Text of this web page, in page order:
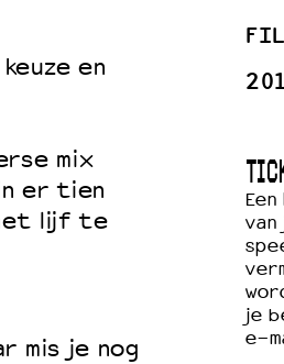
en
mix
er tien
het lijf te
mis je nog
je
e-